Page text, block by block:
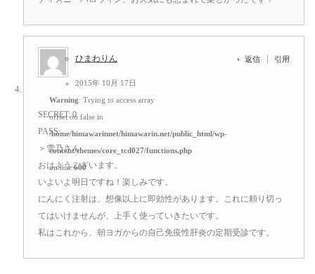
ひまわりん
2015年 10月 17日
Warning: Trying to access array
offset on false in
/home/himawarinnet/himawarin.net/public_html/wp-
content/themes/core_tcd027/functions.php
on line600
返信 引用
SECRET: 0
PASS:
＞雪乃さん
おはようございます。
いよいよ明日ですね！楽しみです。
にんにく注射は、想像以上に即効性があります。これに頼り切っ
てはいけませんが、上手く使っていきたいです。
私はこれから、朝ヨガからの自己免疫性肝炎の定期受診です。